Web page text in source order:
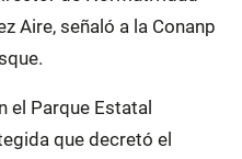
Aire, señaló a la Conanp
el Parque Estatal
que decretó el